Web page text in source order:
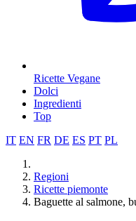
Ricette Vegane
Dolci
Ingredienti
Top
IT EN FR DE ES PT PL
Regioni
Ricette piemonte
Baguette al salmone,